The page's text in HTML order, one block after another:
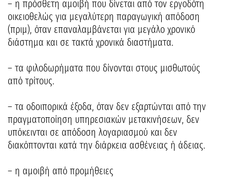
– η πρόσθετη αμοιβή που δίνεται από τον εργοδότη
οικειοθελώς για μεγαλύτερη παραγωγική απόδοση
(πριμ), όταν επαναλαμβάνεται για μεγάλο χρονικό
διάστημα και σε τακτά χρονικά διαστήματα.
– τα φιλοδωρήματα που δίνονται στους μισθωτούς
από τρίτους.
– τα οδοιπορικά έξοδα, όταν δεν εξαρτώνται από την
πραγματοποίηση υπηρεσιακών μετακινήσεων, δεν
υπόκεινται σε απόδοση λογαριασμού και δεν
διακόπτονται κατά την διάρκεια ασθένειας ή άδειας.
– η αμοιβή από προμήθειες